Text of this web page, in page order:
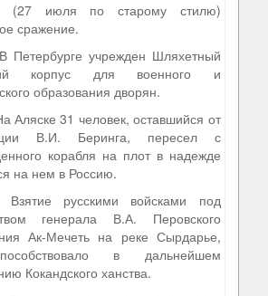
июля по старому стилю)
сражение.
Петербурге учрежден Шляхетный
корпус для военного и
образования дворян.
Аляске 31 человек, оставшийся от
В.И. Беринга, пересел с
корабля на плот в надежде
на нем в Россию.
русскими войсками под
генерала В.А. Перовского
Ак-Мечеть на реке Сырдарье,
в дальнейшем
Кокандского ханства.